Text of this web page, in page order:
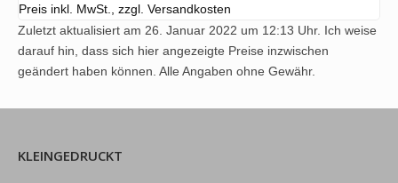
Preis inkl. MwSt., zzgl. Versandkosten
Zuletzt aktualisiert am 26. Januar 2022 um 12:13 Uhr. Ich weise
darauf hin, dass sich hier angezeigte Preise inzwischen
geändert haben können. Alle Angaben ohne Gewähr.
KLEINGEDRUCKT